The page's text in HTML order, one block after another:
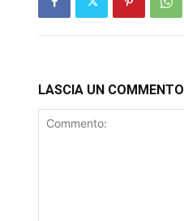
LASCIA UN COMMENTO